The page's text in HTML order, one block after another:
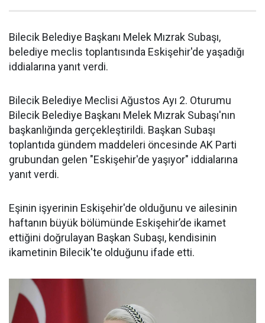
Bilecik Belediye Başkanı Melek Mızrak Subaşı,
belediye meclis toplantısında Eskişehir'de yaşadığı
iddialarına yanıt verdi.
Bilecik Belediye Meclisi Ağustos Ayı 2. Oturumu
Bilecik Belediye Başkanı Melek Mızrak Subaşı'nın
başkanlığında gerçekleştirildi. Başkan Subaşı
toplantıda gündem maddeleri öncesinde AK Parti
grubundan gelen "Eskişehir'de yaşıyor" iddialarına
yanıt verdi.
Eşinin işyerinin Eskişehir'de olduğunu ve ailesinin
haftanın büyük bölümünde Eskişehir’de ikamet
ettiğini doğrulayan Başkan Subaşı, kendisinin
ikametinin Bilecik'te olduğunu ifade etti.